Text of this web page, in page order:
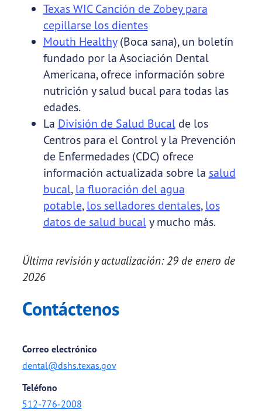
Texas WIC Canción de Zobey para
cepillarse los dientes
Mouth Healthy(Boca sana), un boletín
fundado por la Asociación Dental
Americana, ofrece información sobre
nutrición y salud bucal para todas las
edades.
La División de Salud Bucalde los
Centros para el Control y la Prevención
de Enfermedades (CDC) ofrece
información actualizada sobre la salud
bucal, la fluoración del agua
potable, los selladores dentales, los
datos de salud bucaly mucho más.
Última revisión y actualización: 29 de enero de
2026
Contáctenos
Correo electrónico
dental@dshs.texas.gov
Teléfono
512-776-2008